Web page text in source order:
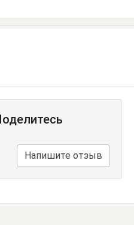
Напишите отзыв